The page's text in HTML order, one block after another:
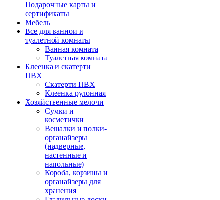
Подарочные карты и
сертификаты
Мебель
Всё для ванной и
туалетной комнаты
Ванная комната
Туалетная комната
Клеенка и скатерти
ПВХ
Скатерти ПВХ
Клеенка рулонная
Хозяйственные мелочи
Сумки и
косметички
Вешалки и полки-
органайзеры
(надверные,
настенные и
напольные)
Короба, корзины и
органайзеры для
хранения